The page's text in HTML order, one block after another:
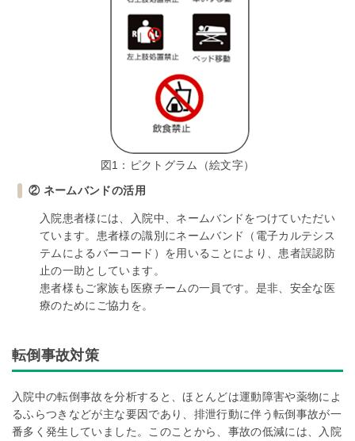
図1：ピクトグラム（絵文字）
② ネームバンドの活用
入院患者様には、入院中、ネームバンドをつけていただい
ています。患者様の識別にネームバンド（電子カルテシス
テムによるバーコード）を用いることにより、患者誤認防
止の一助としています。
患者様もご家族も医療チームの一員です。是非、安全な医
療のためにご協力を。
転倒事故対策
入院中の転倒事故を分析すると、ほとんどは運動障害や薬物によ
るふらつきなどが主な要因であり、排泄行動に伴う転倒事故が一
番多く発生していました。このことから、事故の低減には、入院